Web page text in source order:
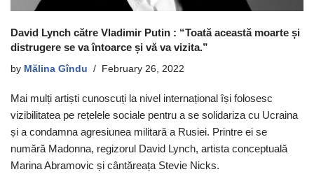
David Lynch către Vladimir Putin : “Toată această moarte și
distrugere se va întoarce și vă va vizita.”
by Mălina Gîndu February 26, 2022
Mai mulți artiști cunoscuți la nivel internațional își folosesc
vizibilitatea pe rețelele sociale pentru a se solidariza cu Ucraina
și a condamna agresiunea militară a Rusiei. Printre ei se
numără Madonna, regizorul David Lynch, artista conceptuală
Marina Abramovic și cântăreața Stevie Nicks.